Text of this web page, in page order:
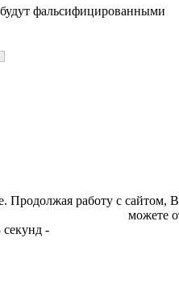
фальсифицированными
работу с сайтом,
можете
-